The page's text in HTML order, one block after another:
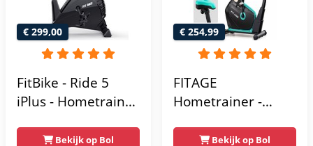
gebruikersgewicht
110 kg - Zwart en
Blauw
€ 299,00
FitBike - Ride 5
iPlus - Hometrainer
Trainingsprogramma's
Bekijk op Bol
€ 254,99
FITAGE
Hometrainer -
Weerstandsniveaus
Bekijk op Bol